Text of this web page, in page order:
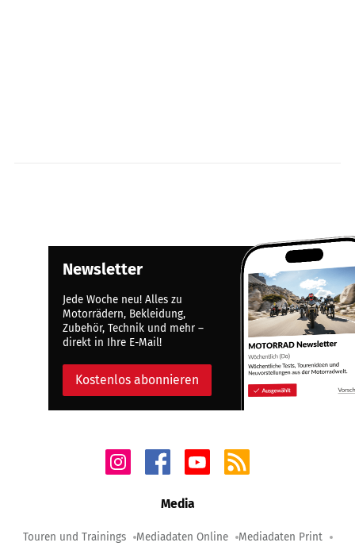
Newsletter
Jede Woche neu! Alles zu
Motorrädern, Bekleidung,
Zubehör, Technik und mehr –
direkt in Ihre E-Mail!
Kostenlos abonnieren
Media
Touren und Trainings Mediadaten Online Mediadaten Print